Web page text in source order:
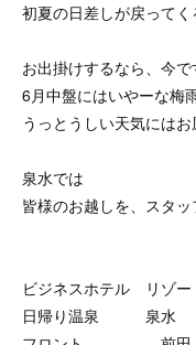
初夏の日差しが戻ってく
お出掛けするなら、今で
6月中盤にはいやーな梅
うっとうしい天気にはお
泉水では
皆様のお越しを、スタッ
ビジネスホテル リゾー
日帰り温泉 泉水